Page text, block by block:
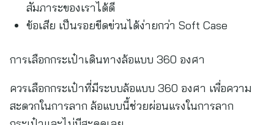
สัมภาระของเราได้ดี
ข้อเสีย เป็นรอยขีดข่วนได้ง่ายกว่า Soft Case
การเลือกกระเป๋าเดินทางล้อแบบ 360 องศา
ควรเลือกกระเป๋าที่มีระบบล้อแบบ 360 องศา เพื่อความ
สะดวกในการลาก ล้อแบบนี้ช่วยผ่อนแรงในการลาก